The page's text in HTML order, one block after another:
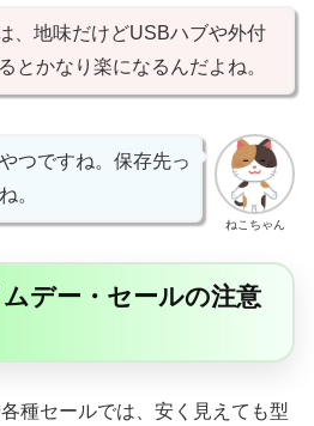
、地味だけどUSBハブや外付
とかなり楽になるんだよね。
ねこちゃん
つですね。保存先っ
。
デー・セールの注意
種セールでは、安く見えても型